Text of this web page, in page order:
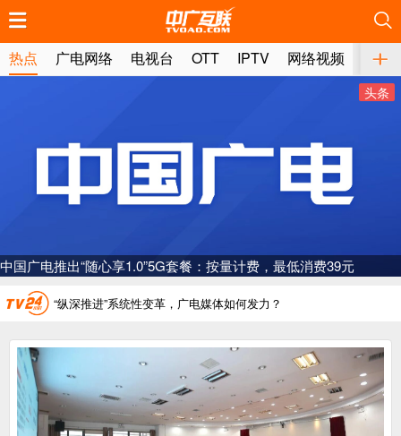
热点 广电网络 电视台 OTT IPTV 网络视频 媒体
头条
“广电方案”纳入国家应急通信一体化保障体系
广电总局对互联网电视自动续费专项治理
中国广电：编制一体化电视技术标准白皮书
一电视频道开播
“纵深推进”系统性变革，广电媒体如何发力？
“一省一网”，中国广电为何走了二十年？
广电总局对互联网电视自动续费专项治理
中国广电：编制一体化电视技术标准白皮书
推荐
推荐
推荐
推荐
推荐
推荐
推荐
推荐
推荐
推荐
推荐
推荐
推荐
推荐
推荐
推荐
推荐
推荐
推荐
推荐